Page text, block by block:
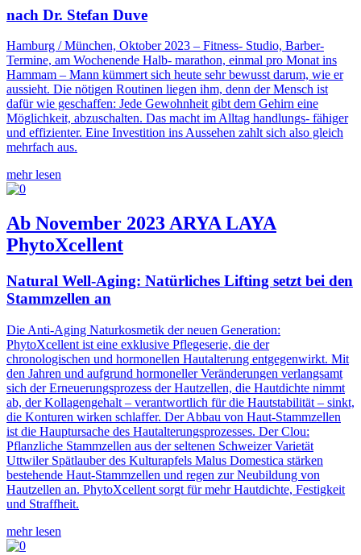
nach Dr. Stefan Duve
Hamburg / München, Oktober 2023 – Fitness- Studio, Barber-
Termine, am Wochenende Halb- marathon, einmal pro Monat ins
Hammam – Mann kümmert sich heute sehr bewusst darum, wie er
aussieht. Die nötigen Routinen liegen ihm, denn der Mensch ist
dafür wie geschaffen: Jede Gewohnheit gibt dem Gehirn eine
Möglichkeit, abzuschalten. Das macht im Alltag handlungs- fähiger
und effizienter. Eine Investition ins Aussehen zahlt sich also gleich
mehrfach aus.
mehr lesen
Ab November 2023 ARYA LAYA
PhytoXcellent
Natural Well-Aging: Natürliches Lifting setzt bei den
Stammzellen an
Die Anti-Aging Naturkosmetik der neuen Generation:
PhytoXcellent ist eine exklusive Pflegeserie, die der
chronologischen und hormonellen Hautalterung entgegenwirkt. Mit
den Jahren und aufgrund hormoneller Veränderungen verlangsamt
sich der Erneuerungsprozess der Hautzellen, die Hautdichte nimmt
ab, der Kollagengehalt – verantwortlich für die Hautstabilität – sinkt,
die Konturen wirken schlaffer. Der Abbau von Haut-Stammzellen
ist die Hauptursache des Hautalterungsprozesses. Der Clou:
Pflanzliche Stammzellen aus der seltenen Schweizer Varietät
Uttwiler Spätlauber des Kulturapfels Malus Domestica stärken
bestehende Haut-Stammzellen und regen zur Neubildung von
Hautzellen an. PhytoXcellent sorgt für mehr Hautdichte, Festigkeit
und Straffheit.
mehr lesen